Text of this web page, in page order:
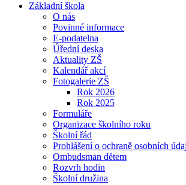
Základní škola
O nás
Povinné informace
E-podatelna
Úřední deska
Aktuality ZŠ
Kalendář akcí
Fotogalerie ZŠ
Rok 2026
Rok 2025
Formuláře
Organizace školního roku
Školní řád
Prohlášení o ochraně osobních
Ombudsman dětem
Rozvrh hodin
Školní družina